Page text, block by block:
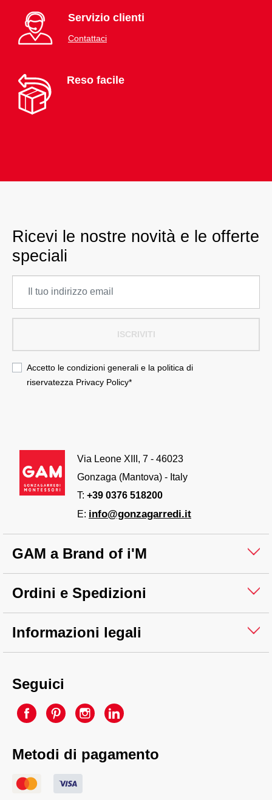
Servizio clienti
Contattaci
Reso facile
Ricevi le nostre novità e le offerte
speciali
ISCRIVITI
Accetto le condizioni generali e la politica di
riservatezza Privacy Policy*
Via Leone XIII, 7 - 46023
Gonzaga (Mantova) - Italy
T: +39 0376 518200
E: info@gonzagarredi.it
GAM a Brand of i'M
Ordini e Spedizioni
Informazioni legali
Seguici
Metodi di pagamento